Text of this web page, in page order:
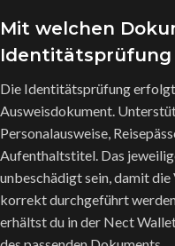
Mit welchen
Identitätsprüfung
Die Identitätsprüfung
Ausweisdokument.
Personalausweise,
Aufenthaltstitel. Das
unbeschädigt sein, damit
korrekt durchgeführt
erhältst du in der Nect